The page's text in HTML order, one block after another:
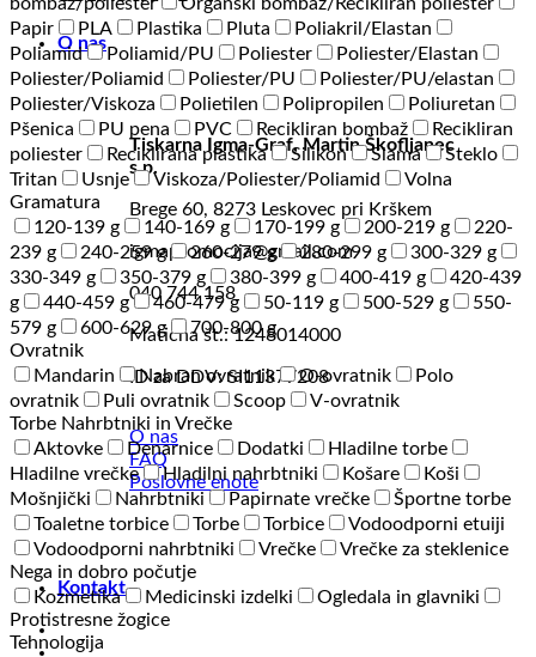
O nas
Tiskarna Igma-Graf, Martin Škofljanec
s.p.
Brege 60, 8273 Leskovec pri Krškem
igmapromocija@gmail.com
040 744 158
Matična št.: 1248014000
ID za DDV: SI11377208
O nas
FAQ
Poslovne enote
Kontakt
Papir
PLA Plastika Pluta
Poliakril/Elastan
Poliamid
Poliamid/PU Poliester
Poliester/Elastan
Poliester/Poliamid
Poliester/PU
Poliester/PU/elastan
Poliester/Viskoza
Polietilen Polipropilen
Poliuretan
Pšenica
PU pena PVC Recikliran bombaž
Recikliran
poliester
Reciklirana plastika Silikon Slama
Steklo
Tritan
Usnje Viskoza/Poliester/Poliamid
Volna
Gramatura
120-139 g
140-169 g 170-199 g 200-219 g
220-
239 g
240-259 g 260-279 g 280-299 g
300-329 g
330-349 g
350-379 g 380-399 g 400-419 g
420-439
g
440-459 g 460-479 g 50-119 g 500-529 g
550-
579 g
600-629 g
700-800 g
Ovratnik
Mandarin
Nabran ovratnik O-ovratnik
Polo
ovratnik
Puli ovratnik Scoop
V-ovratnik
Torbe Nahrbtniki in Vrečke
Aktovke
Denarnice Dodatki
Hladilne torbe
Hladilne vrečke
Hladilni nahrbtniki Košare
Koši
Mošnjički
Nahrbtniki Papirnate vrečke
Športne torbe
Toaletne torbice
Torbe Torbice
Vodoodporni etuiji
Vodoodporni nahrbtniki
Vrečke
Vrečke za steklenice
Nega in dobro počutje
Kozmetika
Medicinski izdelki
Ogledala in glavniki
Protistresne žogice
Tehnologija